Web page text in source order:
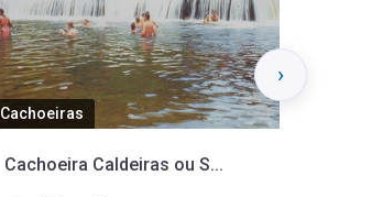
Cachoeiras
Cachoeira do Apepique
›